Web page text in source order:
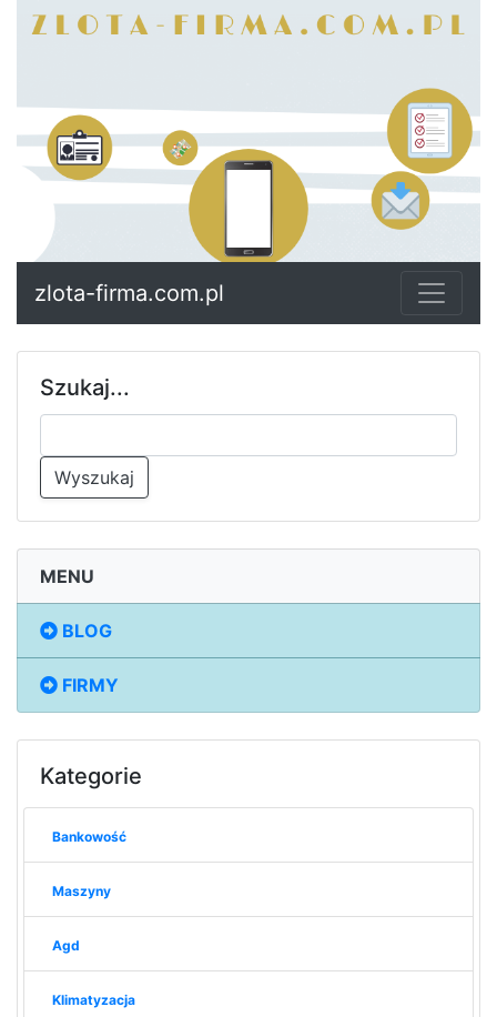
zlota-firma.com.pl
Szukaj...
Wyszukaj
MENU
BLOG
FIRMY
Kategorie
Bankowość
Maszyny
Agd
Klimatyzacja